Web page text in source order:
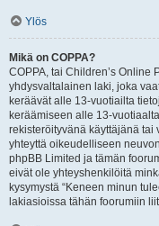
Ylös
Mikä on COPPA?
COPPA, tai Children’s Online
yhdysvaltalainen laki, joka
keräävät alle 13-vuotiailta
keräämiseen alle 13-
rekisteröityvänä käyttäjänä tai
yhteyttä oikeudelliseen
phpBB Limited ja tämän
eivät ole yhteyshenkilöitä
kysymystä “Keneen minun
lakiasioissa tähän foorumiin